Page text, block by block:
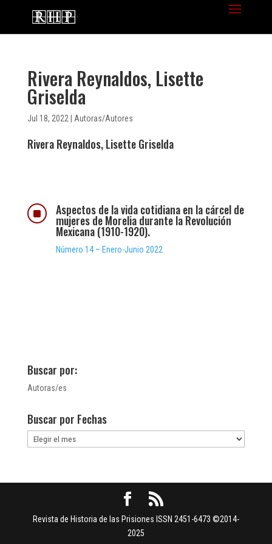
Rivera Reynaldos, Lisette
Griselda
Jul 18, 2022 Autoras/Autores
Rivera Reynaldos, Lisette Griselda
] Aspectos de la vida cotidiana en la cárcel de
mujeres de Morelia durante la Revolución
Mexicana (1910-1920).
Número 14 – Enero-Junio 2022
Buscar por:
Autoras/es
Buscar por Fechas
Buscar
por
Revista de Historia de las Prisiones ISSN 2451-6473 ©2014-
2025